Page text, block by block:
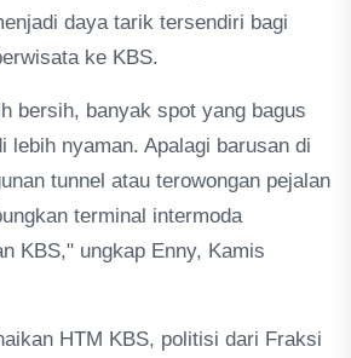
daya tarik tersendiri bagi
ke KBS.
bersih, banyak spot yang bagus
lebih nyaman. Apalagi barusan di
tunnel atau terowongan pejalan
terminal intermoda
KBS," ungkap Enny, Kamis
HTM KBS, politisi dari Fraksi